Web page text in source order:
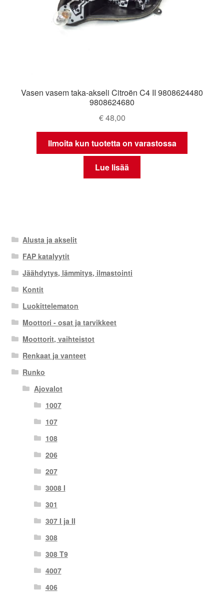
Vasen vasem taka-akseli Citroën C4 II 9808624480
9808624680
€48,00
Ilmoita kun tuotetta on varastossa
Lue lisää
Alusta ja akselit
FAP katalyytit
Jäähdytys, lämmitys, ilmastointi
Kontit
Luokittelematon
Moottori - osat ja tarvikkeet
Moottorit, vaihteistot
Renkaat ja vanteet
Runko
Ajovalot
1007
107
108
206
207
3008 I
301
307 I ja II
308
308 T9
4007
406